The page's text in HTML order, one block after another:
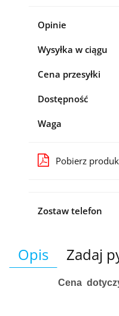
Opinie
Wysyłka w ciągu
Cena przesyłki
Dostępność
Waga
Pobierz
Zostaw telefon
Opis Zadaj
Cena